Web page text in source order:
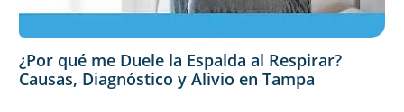
¿Por qué me Duele la Espalda al Respirar?
Causas, Diagnóstico y Alivio en Tampa